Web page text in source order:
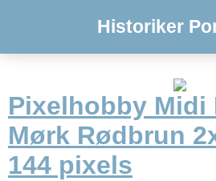
Historiker
Pixelhobby Midi
Mørk Rødbrun
144 pixels